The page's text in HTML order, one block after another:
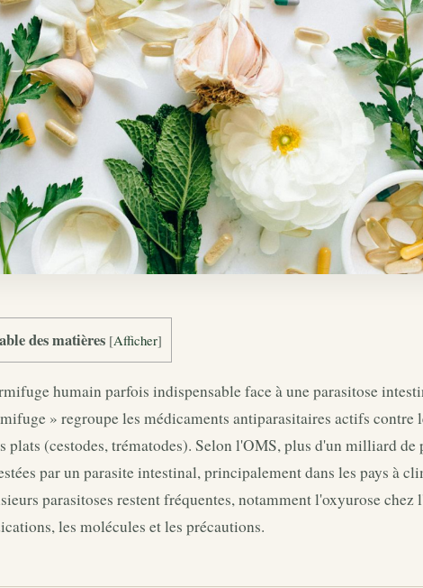
des matières [Afficher]
humain parfois indispensable face à une parasitose
» regroupe les médicaments antiparasitaires actifs contre
plats (cestodes, trématodes). Selon l'OMS, plus d'un milliard de
par un parasite intestinal, principalement dans les pays à
parasitoses restent fréquentes, notamment l'oxyurose
les molécules et les précautions.